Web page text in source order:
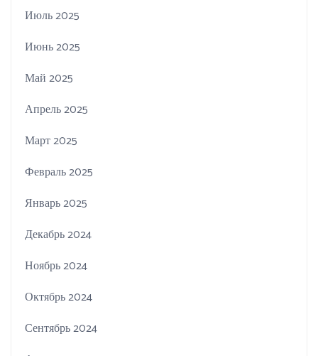
Июль 2025
Июнь 2025
Май 2025
Апрель 2025
Март 2025
Февраль 2025
Январь 2025
Декабрь 2024
Ноябрь 2024
Октябрь 2024
Сентябрь 2024